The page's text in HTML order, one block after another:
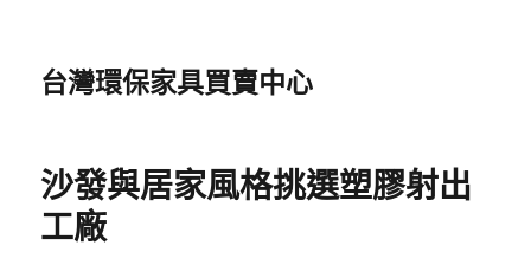
台灣環保家具買賣中心
沙發與居家風格挑選塑膠射出
工廠